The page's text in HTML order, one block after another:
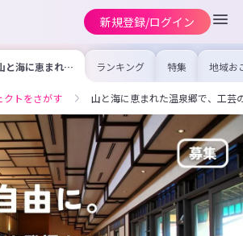
新規登録/ログイン
と海に恵まれた
泉郷で、工芸の
ールドワーク。
ランキング 特集 地域お
の求
を集め
事内
を比較
合った
けよう
クトをさがす 山と海に恵まれた温泉郷で、工芸